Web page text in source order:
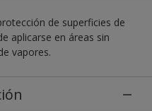
de superficies de
aplicarse en áreas sin
vapores.